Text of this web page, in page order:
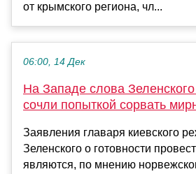
от крымского региона, чл...
06:00, 14 Дек
На Западе слова
сочли попыткой сорвать
Заявления главаря киевского
Зеленского о готовности
являются, по мнению